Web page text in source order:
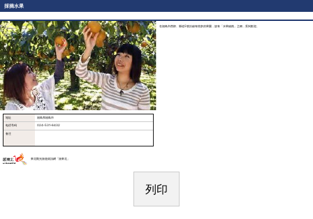
採摘水果
在福島市西部、縣道5號沿線有很多的果園，故有「水果線路」之稱，受到歡迎。
地址 福島県福島市
电话号码 024-531-6432
备注
東北觀光旅遊資訊網「旅東北」
列印